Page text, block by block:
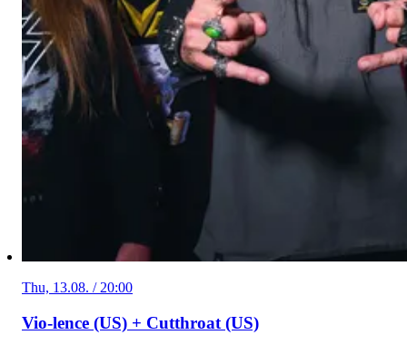
Thu, 13.08. / 20:00
Vio-lence (US) + Cutthroat (US)